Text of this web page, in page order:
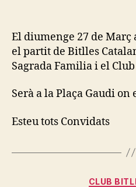
El diumenge 27 de Març
el partit de Bitlles
Sagrada Familia i el Club
Serà a la Plaça Gaudi
Esteu tots Convidats
CLUB